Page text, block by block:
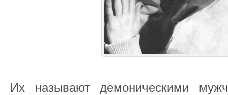
Их называют демоническими